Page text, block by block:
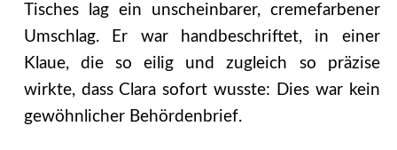
Tisches lag ein unscheinbarer, cremefarbener
Umschlag. Er war handbeschriftet, in einer
Klaue, die so eilig und zugleich so präzise
wirkte, dass Clara sofort wusste: Dies war kein
gewöhnlicher Behördenbrief.